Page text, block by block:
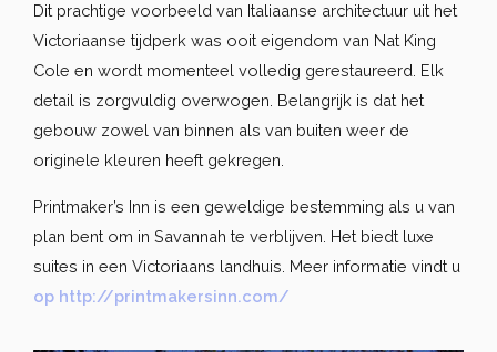
Dit prachtige voorbeeld van Italiaanse architectuur uit het
Victoriaanse tijdperk was ooit eigendom van Nat King
Cole en wordt momenteel volledig gerestaureerd. Elk
detail is zorgvuldig overwogen. Belangrijk is dat het
gebouw zowel van binnen als van buiten weer de
originele kleuren heeft gekregen.
Printmaker’s Inn is een geweldige bestemming als u van
plan bent om in Savannah te verblijven. Het biedt luxe
suites in een Victoriaans landhuis. Meer informatie vindt u
op http://printmakersinn.com/